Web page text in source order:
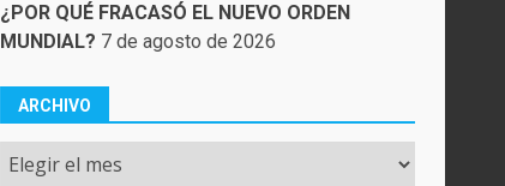
¿POR QUÉ FRACASÓ EL NUEVO ORDEN
MUNDIAL? 7 de agosto de 2026
ARCHIVO
Archivo